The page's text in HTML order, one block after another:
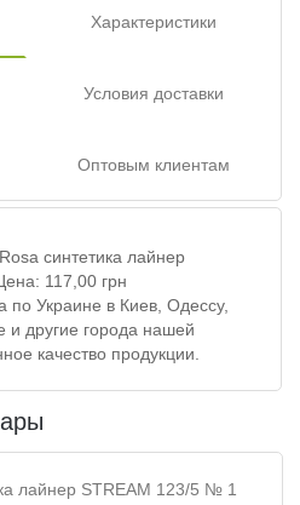
Характеристики
Условия доставки
Оптовым клиентам
синтетика лайнер
117,00 грн
по Украине в Киев, Одессу,
и другие города нашей
качество продукции.